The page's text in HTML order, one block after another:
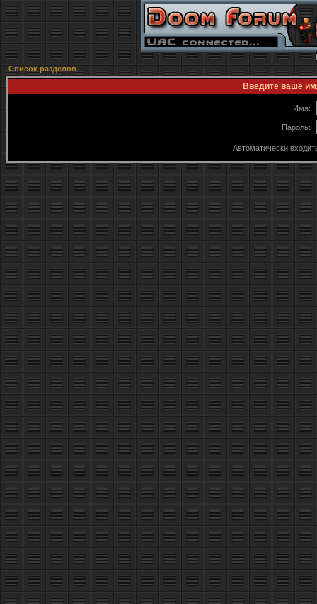
Список разделов
Введите ваше
Имя:
Пароль:
Автоматически